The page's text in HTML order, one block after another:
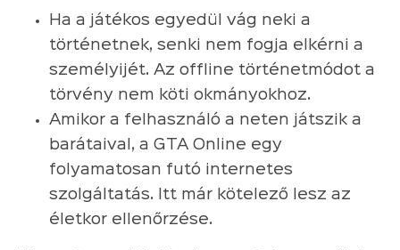
Ha a játékos egyedül vág neki a
történetnek, senki nem fogja elkérni a
személyijét. Az offline történetmódot a
törvény nem köti okmányokhoz.
Amikor a felhasználó a neten játszik a
barátaival, a GTA Online egy
folyamatosan futó internetes
szolgáltatás. Itt már kötelező lesz az
életkor ellenőrzése.